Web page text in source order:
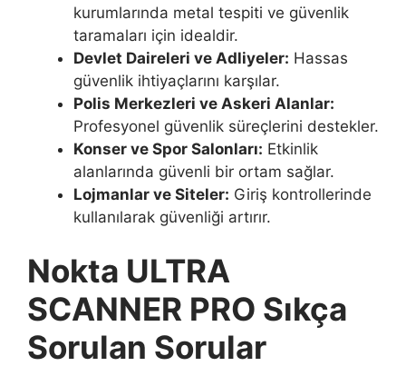
kurumlarında metal tespiti ve güvenlik
taramaları için idealdir.
Devlet Daireleri ve Adliyeler: Hassas
güvenlik ihtiyaçlarını karşılar.
Polis Merkezleri ve Askeri Alanlar:
Profesyonel güvenlik süreçlerini destekler.
Konser ve Spor Salonları: Etkinlik
alanlarında güvenli bir ortam sağlar.
Lojmanlar ve Siteler: Giriş kontrollerinde
kullanılarak güvenliği artırır.
Nokta ULTRA
SCANNER PRO Sıkça
Sorulan Sorular